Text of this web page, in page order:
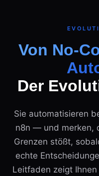
Von No-
Der
Sie automatisieren
n8n — und merken,
Grenzen stößt,
echte
Leitfaden zeigt